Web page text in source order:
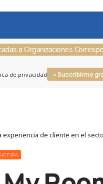
a Organizaciones
de privacidad » Suscribirme
experiencia de cliente en el